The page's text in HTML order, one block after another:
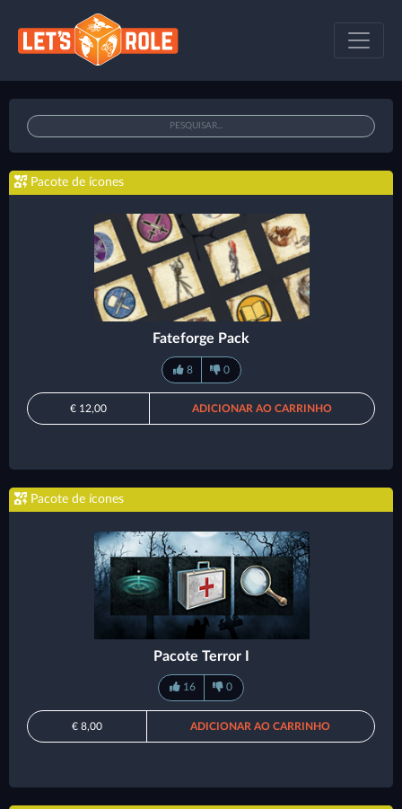
Pacote de ícones
Fateforge Pack
8 0
€ 12,00 ADICIONAR AO CARRINHO
Pacote de ícones
Pacote Terror I
16 0
€ 8,00 ADICIONAR AO CARRINHO